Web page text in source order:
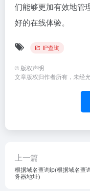
们能够更加有效地管
好的在线体验。
IP查询
© 版权声明
文章版权归作者所有，未经
上一篇
根据域名查询ip(根据域名查
务器地址)